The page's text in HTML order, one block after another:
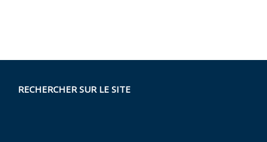
RECHERCHER SUR LE SITE